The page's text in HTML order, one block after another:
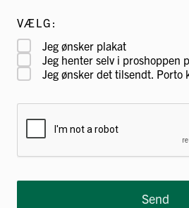
VÆLG:
Jeg ønsker plakat
Jeg henter selv i proshoppen
Jeg ønsker det tilsendt. Porto
Send